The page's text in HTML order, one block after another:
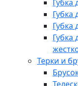
Губка
Губка
Губка
Губка
Терки и